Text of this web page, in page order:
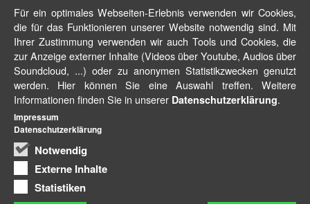
Für ein optimales Webseiten-Erlebnis verwenden wir Cookies,
die für das Funktionieren unserer Website notwendig sind. Mit
Ihrer Zustimmung verwenden wir auch Tools und Cookies, die
zur Anzeige externer Inhalte (Videos über Youtube, Audios über
Soundcloud, ...) oder zu anonymen Statistikzwecken genutzt
werden. Hier können Sie eine Auswahl treffen. Weitere
Informationen finden Sie in unserer Datenschutzerklärung.
Notwendig
Externe Inhalte
Statistiken
Impressum
Datenschutzerklärung